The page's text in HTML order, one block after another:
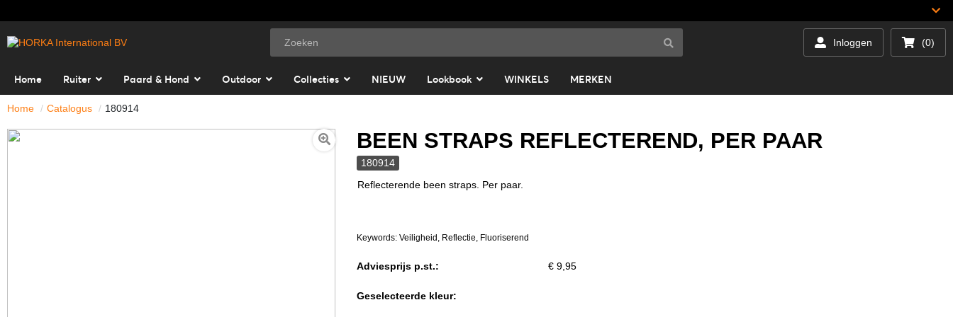
Inloggen (0)
Home Ruiter Paard & Hond Outdoor Collecties NIEUW Lookbook WINKELS MERKEN
Home Catalogus 180914
BEEN STRAPS REFLECTEREND, PER PAAR
180914
Reflecterende been straps. Per paar.
Keywords: Veiligheid, Reflectie, Fluoriserend
Adviesprijs p.st.: € 9,95
Geselecteerde kleur: